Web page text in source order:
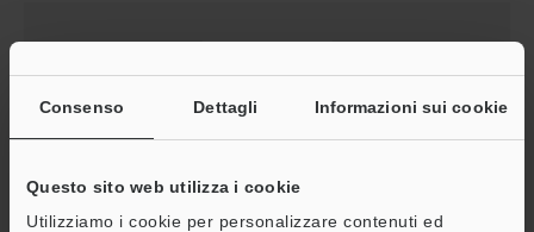
Consenso Dettagli Informazioni sui cookie
Questo sito web utilizza i cookie
Utilizziamo i cookie per personalizzare contenuti ed